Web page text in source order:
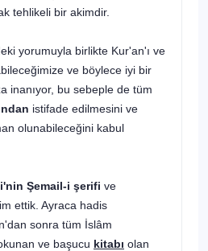
tehlikeli bir akimdir.
yorumuyla birlikte Kur'an'ı ve
ve böylece iyi bir
inanıyor, bu sebeple de tüm
istifade edilmesini ve
olunabileceğini kabul
Şemail-i şerifi ve
ettik. Ayraca hadis
sonra tüm İslâm
ve başucu kitabı olan